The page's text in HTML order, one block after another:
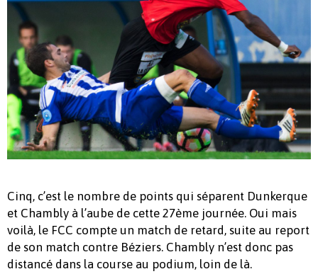
Cinq, c’est le nombre de points qui séparent Dunkerque
et Chambly à l’aube de cette 27ème journée. Oui mais
voilà, le FCC compte un match de retard, suite au report
de son match contre Béziers. Chambly n’est donc pas
distancé dans la course au podium, loin de là.